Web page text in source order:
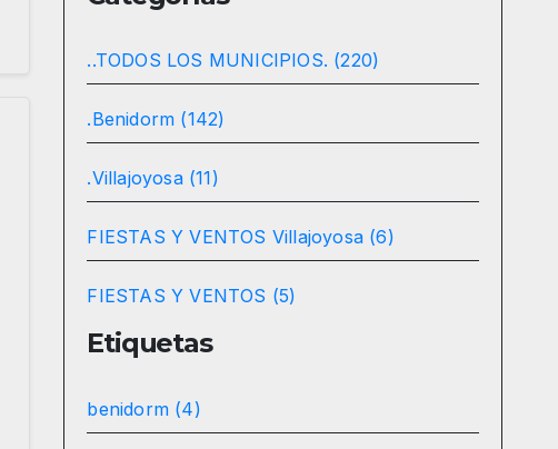
..TODOS LOS MUNICIPIOS. (220)
.Benidorm (142)
.Villajoyosa (11)
FIESTAS Y VENTOS Villajoyosa (6)
FIESTAS Y VENTOS (5)
Etiquetas
benidorm (4)